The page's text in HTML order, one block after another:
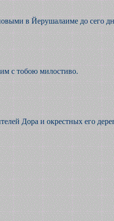
в Йерушалаиме до сего
с тобою милостиво.
Дора и окрестных его